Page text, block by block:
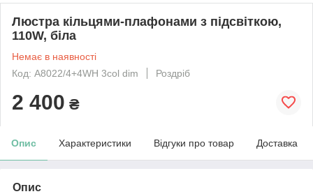
Люстра кільцями-плафонами з підсвіткою,
110W, біла
Немає в наявності
Код: A8022/4+4WH 3col dim
Роздріб
2 400 ₴
Опис Характеристики Відгуки про товар Доставка
Опис